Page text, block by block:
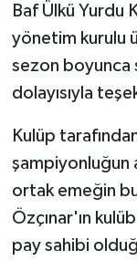
Baf Ülkü Yurdu
yönetim kurulu
sezon boyunca
dolayısıyla
Kulüp
şampiyonluğun
ortak emeğin
Özçınar'ın
pay sahibi
Nöbetçi
SAĞLIK
SİYASET
SPOR